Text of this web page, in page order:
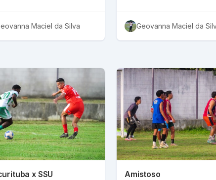
Maciel da Silva Geovanna Maciel da
x SSU Amistoso